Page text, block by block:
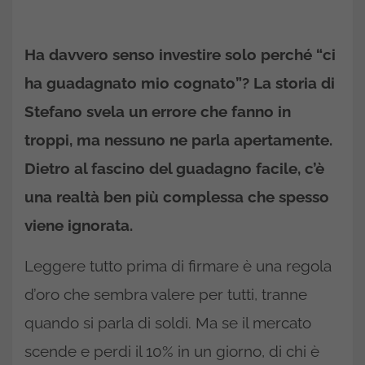
Ha davvero senso investire solo perché “ci
ha guadagnato mio cognato”? La storia di
Stefano svela un errore che fanno in
troppi, ma nessuno ne parla apertamente.
Dietro al fascino del guadagno facile, c’è
una realtà ben più complessa che spesso
viene ignorata.
Leggere tutto prima di firmare è una regola
d’oro che sembra valere per tutti, tranne
quando si parla di soldi. Ma se il mercato
scende e perdi il 10% in un giorno, di chi è